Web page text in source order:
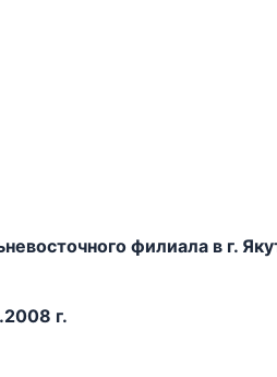
филиала в г.
г.